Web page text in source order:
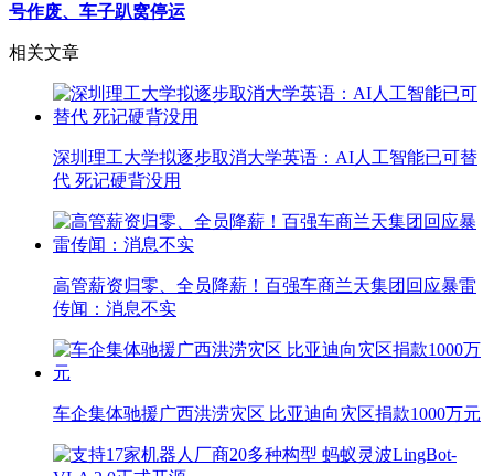
号作废、车子趴窝停运
相关文章
深圳理工大学拟逐步取消大学英语：AI人工智能已可替
代 死记硬背没用
高管薪资归零、全员降薪！百强车商兰天集团回应暴雷
传闻：消息不实
车企集体驰援广西洪涝灾区 比亚迪向灾区捐款1000万元